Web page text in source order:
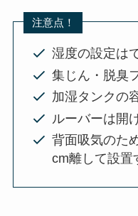
注意点！
湿度の設定は
集じん・脱臭
加湿タンクの
ルーバーは開
背面吸気のた
cm離して設置